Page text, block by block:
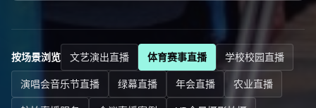
按场景浏览 文艺演出直播 体育赛事直播
学校校园直播
演唱会音乐节直播
绿幕直播 年会直播
农业直播